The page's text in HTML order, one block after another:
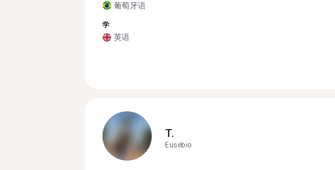
葡萄牙语
学
英语
T.
Eusébio